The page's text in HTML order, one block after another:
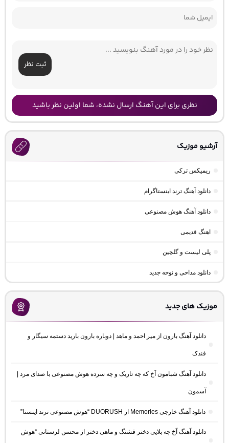
ثبت نظر
نظری برای این آهنگ ارسال نشده، شما اولین نظر باشید
آرشیو موزیک
ریمیکس ترکی
دانلود آهنگ ترند اینستاگرام
دانلود آهنگ هوش مصنوعی
اهنگ قدیمی
پلی لیست و گلچین
دانلود مداحی و نوحه جدید
موزیک های جدید
دانلود آهنگ بارون از میر احمد و ماهد | دوباره بارون بارید دستمه سیگار و
فندک
دانلود آهنگ شبامون آخ که چه تاریک و چه سرده هوش مصنوعی با صدای مرد |
آسمون
دانلود آهنگ خارجی Memories از DUORUSH “هوش مصنوعی ترند اینستا”
دانلود آهنگ آخ چه بلایی دختر قشنگ و ماهی دختر از محسن لرستانی “هوش